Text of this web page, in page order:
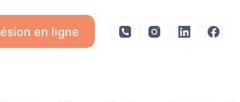
en ligne